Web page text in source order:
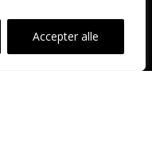
Accepter alle